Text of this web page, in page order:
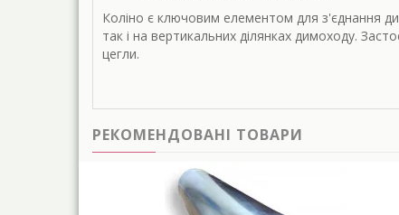
Коліно є ключовим елементом для з'єднання
так і на вертикальних ділянках димоходу.
цегли.
РЕКОМЕНДОВАНІ ТОВАРИ